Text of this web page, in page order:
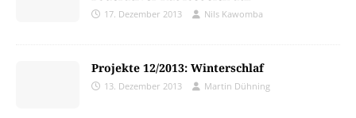
17. Dezember 2013 Nils Kawomba
Projekte 12/2013: Winterschlaf
13. Dezember 2013 Martin Dühning